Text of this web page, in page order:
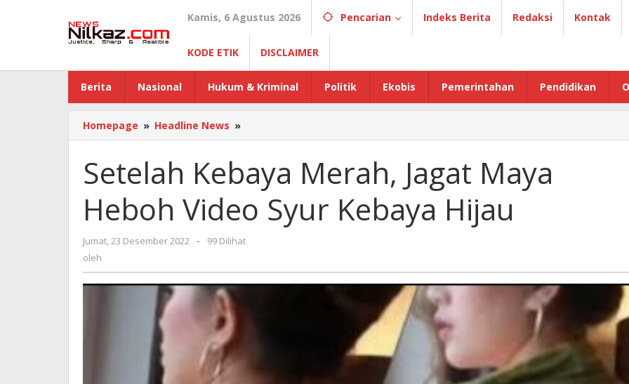
Kamis, 6 Agustus 2026 Pencarian Indeks Berita Redaksi Kontak
KODE ETIK DISCLAIMER
Berita Nasional Hukum & Kriminal Politik Ekobis Pemerintahan Pendidikan
Homepage » Headline News »
Kebaya
Jagat
Maya
Heboh
Video
Kebaya
Setelah Kebaya Merah, Jagat Maya
Heboh Video Syur Kebaya Hijau
Jumat, 23 Desember 2022 oleh
-
99 Dilihat
oleh